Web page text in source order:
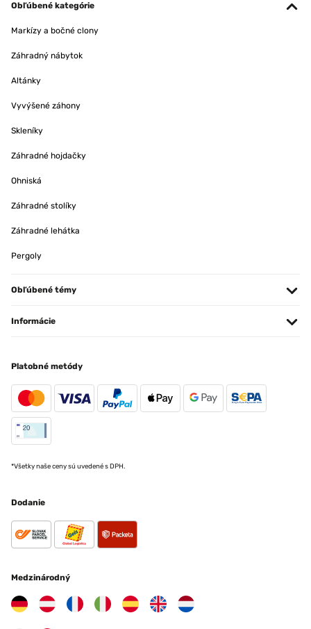
Obľúbené kategórie
Markízy a bočné clony
Záhradný nábytok
Altánky
Vyvýšené záhony
Skleníky
Záhradné hojdačky
Ohniská
Záhradné stolíky
Záhradné lehátka
Pergoly
Obľúbené témy
Informácie
Platobné metódy
*Všetky naše ceny sú uvedené s DPH.
Dodanie
Medzinárodný